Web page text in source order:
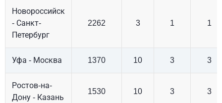
Новороссийск
- Санкт-
Петербург
2262 3 1 1
Уфа - Москва 1370 10 3 3
Ростов-на-
Дону - Казань
1530 10 3 3